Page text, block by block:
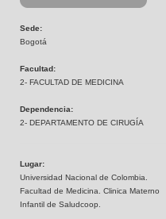
Sede:
Bogotá
Facultad:
2- FACULTAD DE MEDICINA
Dependencia:
2- DEPARTAMENTO DE CIRUGÍA
Lugar:
Universidad Nacional de Colombia.
Facultad de Medicina. Clinica Materno
Infantil de Saludcoop.